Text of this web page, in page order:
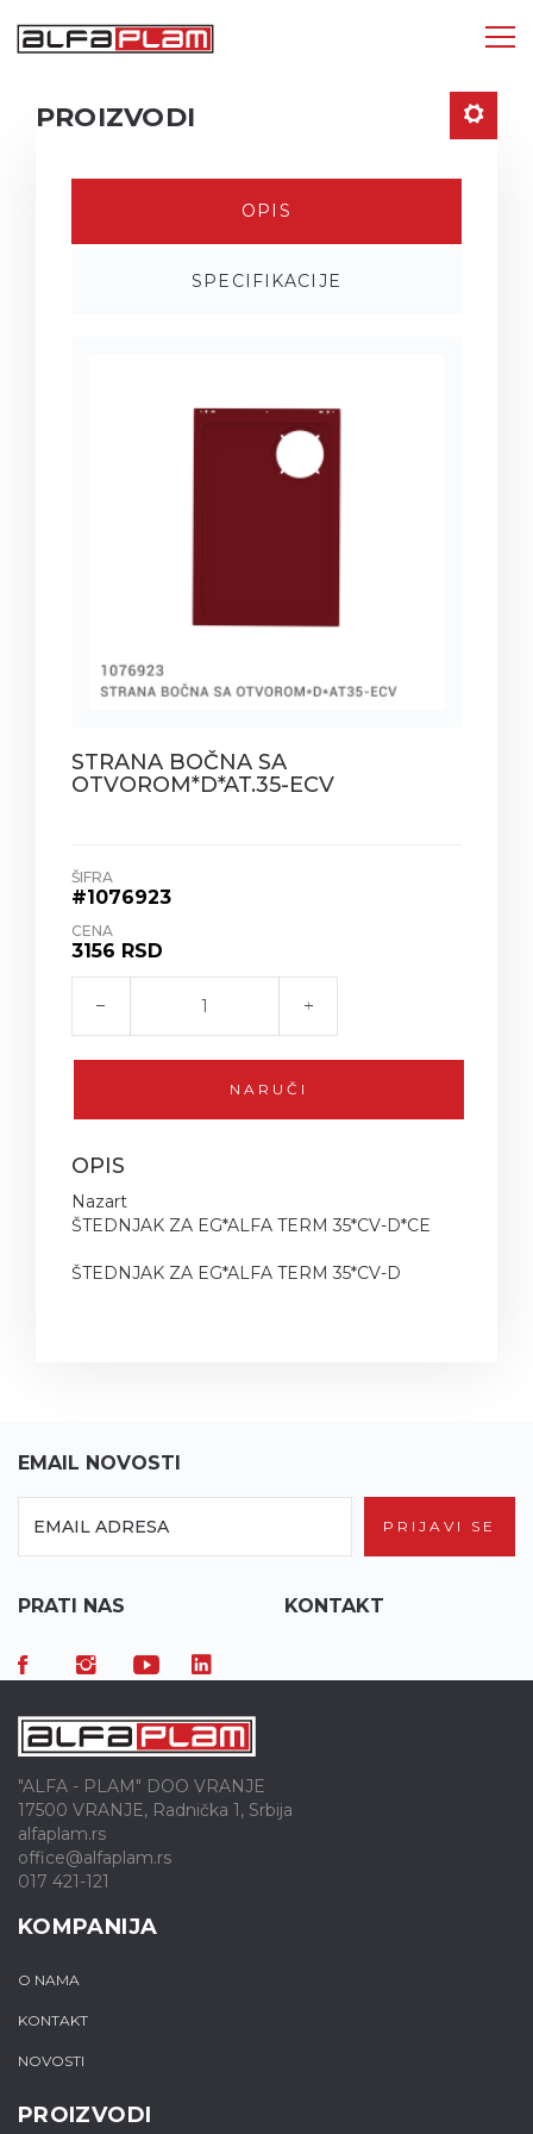
PROIZVODI
OPIS
SPECIFIKACIJE
STRANA BOČNA SA
OTVOROM*D*AT.35-ECV
ŠIFRA
#1076923
CENA
3156 RSD
NARUČI
OPIS
Nazart
ŠTEDNJAK ZA EG*ALFA TERM 35*CV-D*CE
ŠTEDNJAK ZA EG*ALFA TERM 35*CV-D
EMAIL NOVOSTI
PRIJAVI SE
PRATI NAS KONTAKT
"ALFA - PLAM" DOO VRANJE
17500 VRANJE, Radnička 1, Srbija
alfaplam.rs
office@alfaplam.rs
017 421-121
KOMPANIJA
O NAMA
KONTAKT
NOVOSTI
PROIZVODI